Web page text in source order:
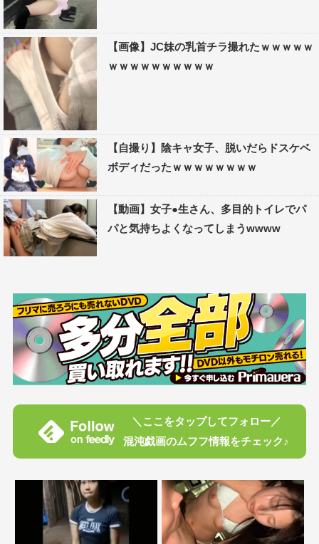
【画像】JC妹の乳首チラ撮れたｗｗｗｗｗ
ｗｗｗｗｗｗｗｗｗｗ
【自撮り】陰キャ女子、脱いだらドスケベ
ボディだったｗｗｗｗｗｗｗｗ
【動画】女子●生さん、多目的トイレでパ
パと気持ちよくなってしまうwwww
＼ここをタップしてフォロー／
混沌戯画のムフフ情報をチェック♪